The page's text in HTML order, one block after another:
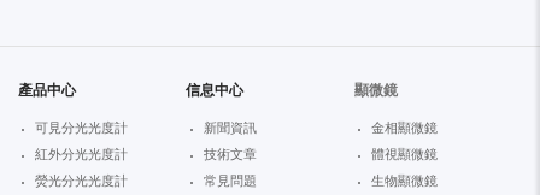
產品中心
可見分光光度計
紅外分光光度計
熒光分光光度計
信息中心
新聞資訊
技術文章
常見問題
顯微鏡
金相顯微鏡
體視顯微鏡
生物顯微鏡